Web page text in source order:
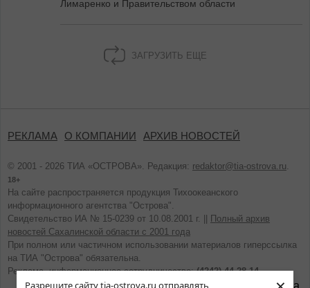
Разрешите сайту tia-ostrova.ru отправлять
Лимаренко и Правительством области
ЗАГРУЗИТЬ ЕЩЕ
РЕКЛАМА О КОМПАНИИ АРХИВ НОВОСТЕЙ
© 2001 - 2026 ТИА «ОСТРОВА». Редакция: redaktor@tia-ostrova.ru
18+
На сайте распространяется продукция Тихоокеанского
информационного агентства "Острова".
Свидетельство ИА № 15-0239 от 10.08.2001 г. ||
Полный архив
новостей Сахалинской области с 2001 года
При полном или частичном использовании материалов гиперссылка
на ТИА "Острова" обязательна.
Реклама, информационное сотрудничество:(4242) 44-28-14.